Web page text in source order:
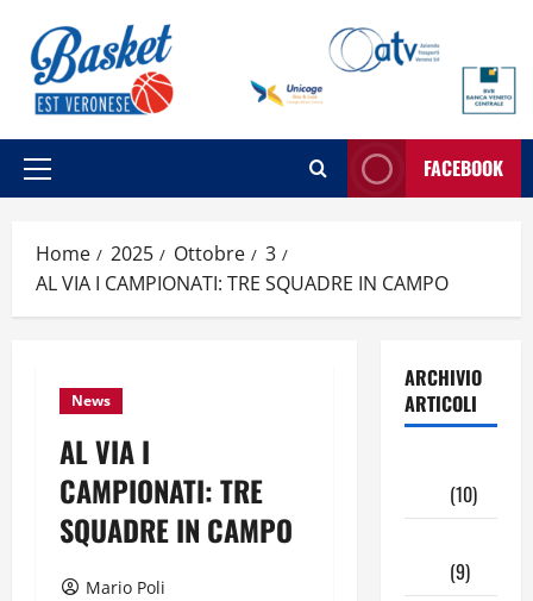
contenuto
Menu
FACEBOOK
Home 2025 Ottobre
3
AL VIA I CAMPIONATI: TRE SQUADRE IN CAMPO
News
AL VIA I
CAMPIONATI: TRE
SQUADRE IN CAMPO
Mario Poli
ARCHIVIO
ARTICOLI
(10)
(9)